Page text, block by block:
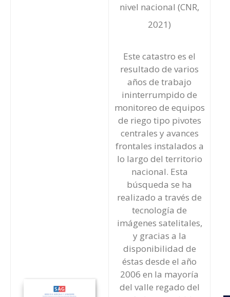
nivel nacional (CNR,
2021)
Este catastro es el
resultado de varios
años de trabajo
ininterrumpido de
monitoreo de equipos
de riego tipo pivotes
centrales y avances
frontales instalados a
lo largo del territorio
nacional. Esta
búsqueda se ha
realizado a través de
tecnología de
imágenes satelitales,
y gracias a la
disponibilidad de
éstas desde el año
2006 en la mayoría
del valle regado del